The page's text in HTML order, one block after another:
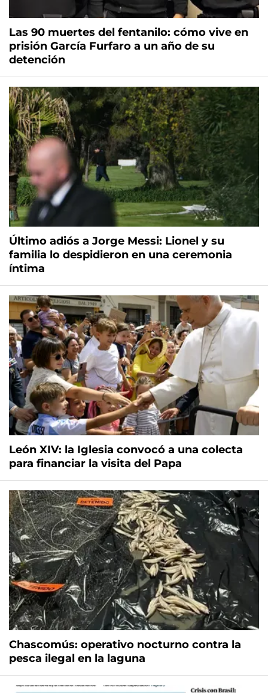
Las 90 muertes del fentanilo: cómo vive en
prisión García Furfaro a un año de su
detención
Último adiós a Jorge Messi: Lionel y su
familia lo despidieron en una ceremonia
íntima
León XIV: la Iglesia convocó a una colecta
para financiar la visita del Papa
Chascomús: operativo nocturno contra la
pesca ilegal en la laguna